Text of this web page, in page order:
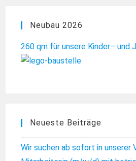
Neubau 2026
260 qm für unsere Kinder– und
Neueste Beiträge
Wir suchen ab sofort in unserer